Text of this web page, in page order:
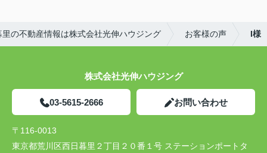
の不動産情報は株式会社光伸ハウジング お客様の声 I様
株式会社光伸ハウジング
03-5615-2666 お問い合わせ
〒116-0013
東京都荒川区西日暮里２丁目２０番１号 ステーションポートタ